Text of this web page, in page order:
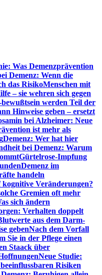
Was Demenzprävention
Demenz: Wenn die
das RisikoMenschen mit
– sie wehren sich gegen
werden Teil der
Hinweise geben – ersetzt
bei Alzheimer: Neue
ist mehr als
Demenz: Wer hat hier
bei Demenz: Warum
Gürtelrose-Impfung
Demenz im
handeln
Veränderungen?
Gremien oft mehr
sich ändern
Verhalten doppelt
aus dem Darm-
gebenNach dem Vorfall
Sie in der Pflege einen
Staack über
Neue Studie:
Risiken